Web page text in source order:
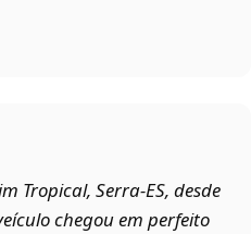
Tropical, Serra‑ES, desde
chegou em perfeito